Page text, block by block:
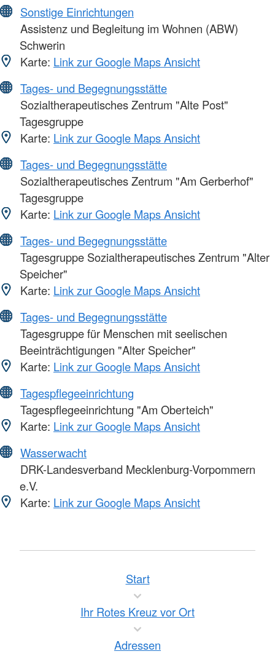
Sonstige Einrichtungen
Assistenz und Begleitung im Wohnen (ABW)
Schwerin
Karte: Link zur Google Maps Ansicht
Tages- und Begegnungsstätte
Sozialtherapeutisches Zentrum "Alte Post"
Tagesgruppe
Karte: Link zur Google Maps Ansicht
Tages- und Begegnungsstätte
Sozialtherapeutisches Zentrum "Am Gerberhof"
Tagesgruppe
Karte: Link zur Google Maps Ansicht
Tages- und Begegnungsstätte
Tagesgruppe Sozialtherapeutisches Zentrum "Alter
Speicher"
Karte: Link zur Google Maps Ansicht
Tages- und Begegnungsstätte
Tagesgruppe für Menschen mit seelischen
Beeinträchtigungen "Alter Speicher"
Karte: Link zur Google Maps Ansicht
Tagespflegeeinrichtung
Tagespflegeeinrichtung "Am Oberteich"
Karte: Link zur Google Maps Ansicht
Wasserwacht
DRK-Landesverband Mecklenburg-Vorpommern
e.V.
Karte: Link zur Google Maps Ansicht
Start
Ihr Rotes Kreuz vor Ort
Adressen